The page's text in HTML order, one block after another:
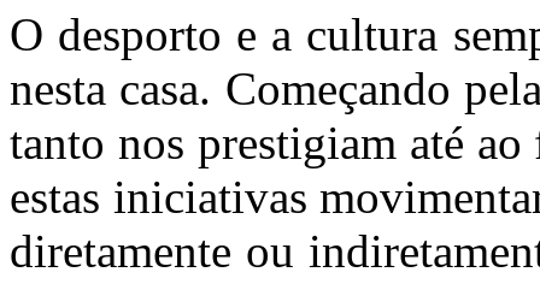
O desporto e a cultura
nesta casa. Começando
tanto nos prestigiam até ao
estas iniciativas
diretamente ou